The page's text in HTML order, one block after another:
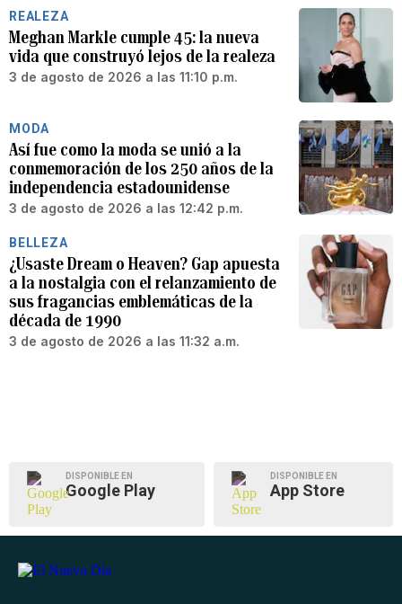
REALEZA
Meghan Markle cumple 45: la nueva
vida que construyó lejos de la realeza
3 de agosto de 2026 a las 11:10 p.m.
MODA
Así fue como la moda se unió a la
conmemoración de los 250 años de la
independencia estadounidense
3 de agosto de 2026 a las 12:42 p.m.
BELLEZA
¿Usaste Dream o Heaven? Gap apuesta
a la nostalgia con el relanzamiento de
sus fragancias emblemáticas de la
década de 1990
3 de agosto de 2026 a las 11:32 a.m.
DISPONIBLE EN
Google Play
DISPONIBLE EN
App Store